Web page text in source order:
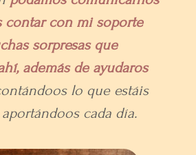
contar con mi soporte
sorpresas que
además de ayudaros
lo que estáis
cada día.